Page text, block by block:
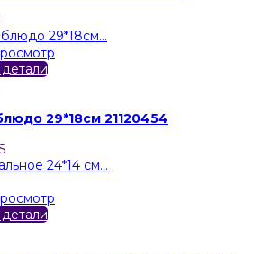
29*18см 21120454